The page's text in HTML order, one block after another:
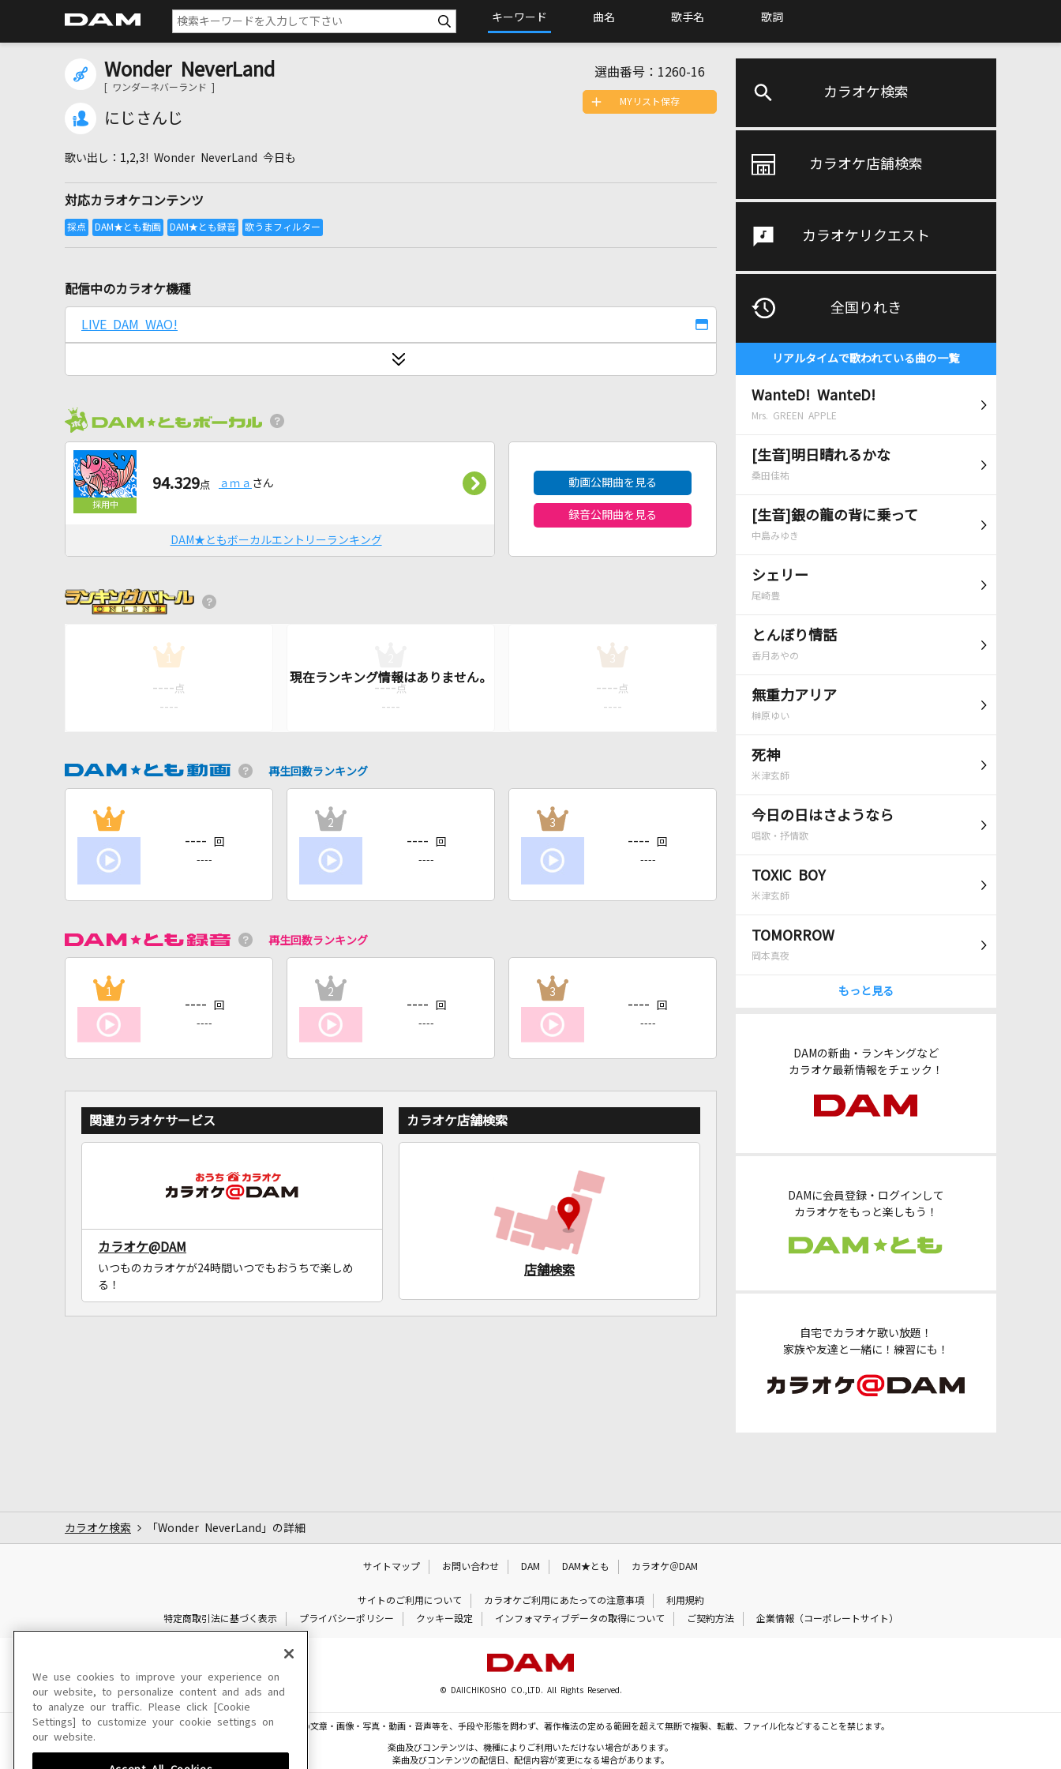
キーワード 曲名 歌手名 歌詞
カラオケ検索
カラオケ店舗検索
カラオケリクエスト
全国りれき
リアルタイムで歌われている曲の一覧
WanteD! WanteD!
Mrs. GREEN APPLE
[生音]明日晴れるかな
桑田佳祐
[生音]銀の龍の背に乗って
中島みゆき
シェリー
尾崎豊
とんぼり情話
香月あやの
無重力アリア
榊原ゆい
死神
米津玄師
今日の日はさようなら
唱歌・抒情歌
TOXIC BOY
米津玄師
TOMORROW
岡本真夜
もっと見る
DAMの新曲・ランキングなど
カラオケ最新情報をチェック！
DAMに会員登録・ログインして
カラオケをもっと楽しもう！
自宅でカラオケ歌い放題！
家族や友達と一緒に！練習にも！
Wonder NeverLand
[ ワンダーネバーランド ]
にじさんじ
選曲番号： 1260-16
1,2,3! Wonder NeverLand 今日も
対応カラオケコンテンツ
MYリスト保存
配信中のカラオケ機種
LIVE DAM WAO!
94.329点 ａｍａ さん
DAM★ともボーカルエントリーランキング
動画公開曲を見る
録音公開曲を見る
1
---- 点
----
---- 点
----
3
---- 点
----
再生回数ランキング
1
---- 回
----
2
---- 回
----
3
---- 回
----
再生回数ランキング
1
---- 回
----
2
---- 回
----
3
---- 回
----
関連カラオケサービス
カラオケ@DAM
いつものカラオケが24時間いつでもおうちで楽しめ
る！
カラオケ店舗検索
店舗検索
カラオケ検索 「Wonder NeverLand」の詳細
サイトマップ お問い合わせ DAM DAM★とも カラオケ＠DAM
サイトのご利用について カラオケご利用にあたっての注意事項
利用規約
特定商取引法に基づく表示
プライバシーポリシー クッキー設定 インフォマティブデータの取得について ご契約方法 企業情報（コーポレートサイト）
© DAIICHIKOSHO CO.,LTD. All Rights Reserved.
このサイトに掲載されている一切の文章・画像・写真・動画・音声等を、手段や形態を問わず、著作権法の定める範囲を超えて無断で複製、転載、ファイル化などすることを禁じます。
楽曲及びコンテンツは、機種によりご利用いただけない場合があります。
楽曲及びコンテンツの配信日、配信内容が変更になる場合があります。
We use cookies to improve your experience on
our website, to personalize content and ads and
to analyze our traffic. Please click [Cookie
Settings] to customize your cookie settings on
our website.